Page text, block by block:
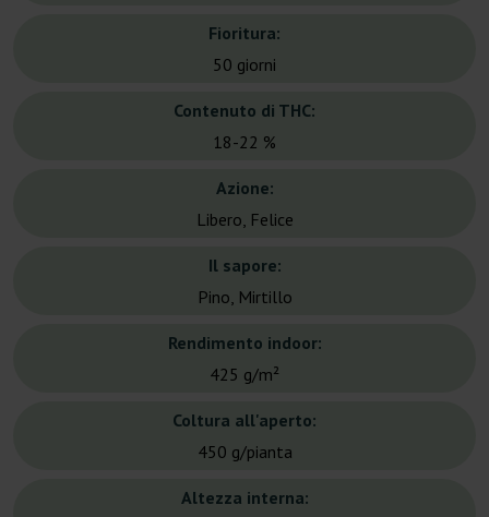
Fioritura:
50 giorni
Contenuto di THC:
18-22 %
Azione:
Libero, Felice
Il sapore:
Pino, Mirtillo
Rendimento indoor:
425 g/m²
Coltura all'aperto:
450 g/pianta
Altezza interna: